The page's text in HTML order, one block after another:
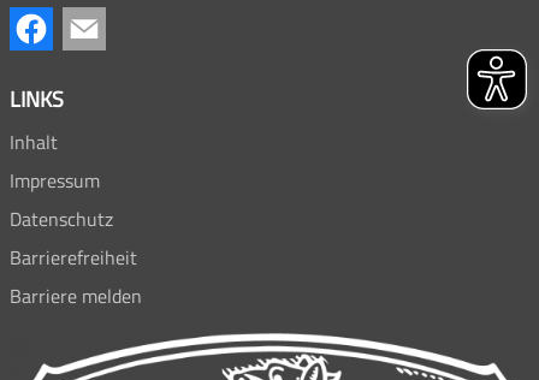
LINKS
Inhalt
Impressum
Datenschutz
Barrierefreiheit
Barriere melden